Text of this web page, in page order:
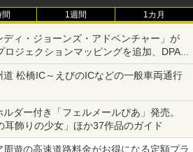
間 1週間 1カ月
ィ・ジョーンズ・アドベンチャー」が
ロジェクションマッピングを追加、DPA
松橋IC～えびのICなどの一般車両通行
ダー付き「フェルメールぴあ」発売。
耳飾りの少女」ほか37作品のガイド
遊の高速道路料金がお得になる定額プラ